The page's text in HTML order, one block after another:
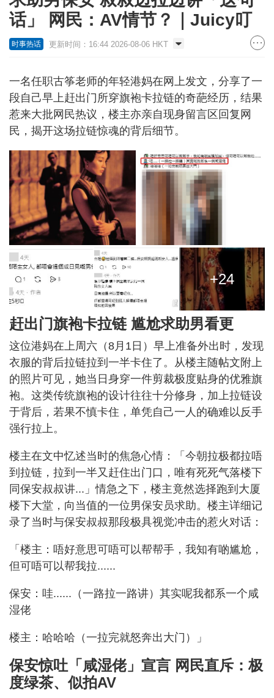
话」 网民：AV情节？｜Juicy叮
时事热话 更新时间：16:44 2026-08-06 HKT
一名任职古筝老师的年轻港妈在网上发文，分享了一
段自己早上赶出门所穿旗袍卡拉链的奇葩经历，结果
惹来大批网民热议，楼主亦亲自现身留言区回复网
民，揭开这场拉链惊魂的背后细节。
+24
赶出门旗袍卡拉链 尴尬求助男看更
这位港妈在上周六（8月1日）早上准备外出时，发现
衣服的背后拉链拉到一半卡住了。从楼主随帖文附上
的照片可见，她当日身穿一件剪裁极度贴身的优雅旗
袍。这类传统旗袍的设计往往十分修身，加上拉链设
于背后，若果不慎卡住，单凭自己一人的确难以反手
强行拉上。
楼主在文中忆述当时的焦急心情：「今朝拉极都拉唔
到拉链，拉到一半又赶住出门口，唯有死死气落楼下
同保安叔叔讲...」情急之下，楼主竟然选择跑到大厦
楼下大堂，向当值的一位男保安员求助。楼主详细记
录了当时与保安叔叔那段极具视觉冲击的惹火对话：
「楼主：唔好意思可唔可以帮帮手，我知有啲尴尬，
但可唔可以帮我拉......
保安：哇......（一路拉一路讲）其实呢我都系一个咸
湿佬
楼主：哈哈哈（一拉完就怒奔出大门）」
保安惊吐「咸湿佬」宣言 网民直斥：极
度绿茶、似拍AV